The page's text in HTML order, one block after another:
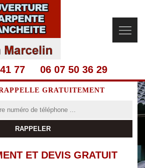
77 06 07 50 36 29
GRATUITEMENT
ET DEVIS GRATUIT